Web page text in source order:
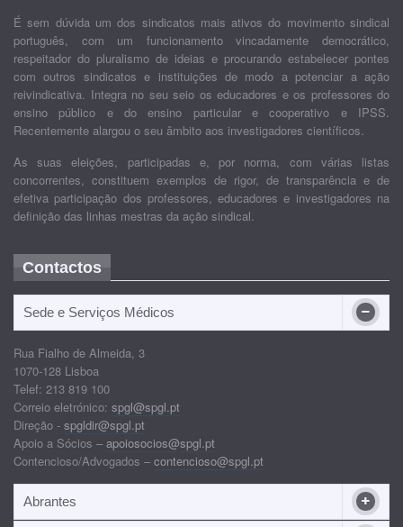
É sem dúvida um dos sindicatos mais ativos do movimento sindical
português, com um funcionamento vincadamente democrático,
respeitador do pluralismo de ideias e procurando estabelecer pontes
com outros sindicatos e instituições de modo a potenciar a ação
reivindicativa. Integra no seu seio os educadores e os professores do
ensino público e do ensino particular e cooperativo e IPSS.
Recentemente alargou o seu âmbito aos investigadores científicos.
As suas eleições, participadas e, por norma, com várias listas
concorrentes, constituem exemplos de rigor, de transparência e de
efetiva participação dos professores, educadores e investigadores na
definição das linhas mestras da ação sindical.
Contactos
Sede e Serviços Médicos
Rua Fialho de Almeida, 3
1070-128 Lisboa
Telef: 213 819 100
Correio eletrónico: spgl@spgl.pt
Direção - spgldir@spgl.pt
Apoio a Sócios – apoiosocios@spgl.pt
Contencioso/Advogados – contencioso@spgl.pt
Abrantes